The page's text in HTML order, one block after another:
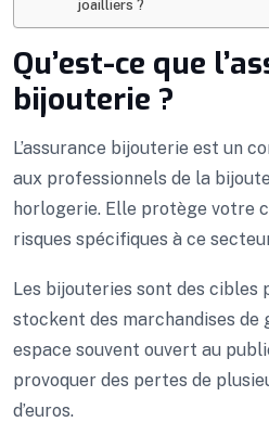
joailliers ?
Qu’est-ce que
bijouterie ?
L’assurance bijouterie est un
aux professionnels de la
horlogerie. Elle protège votre
risques spécifiques à ce
Les bijouteries sont des cibles
stockent des marchandises de
espace souvent ouvert au
provoquer des pertes de
d’euros.